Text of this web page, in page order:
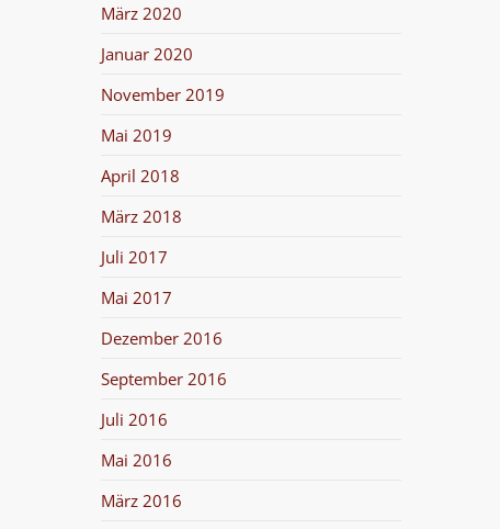
März 2020
Januar 2020
November 2019
Mai 2019
April 2018
März 2018
Juli 2017
Mai 2017
Dezember 2016
September 2016
Juli 2016
Mai 2016
März 2016